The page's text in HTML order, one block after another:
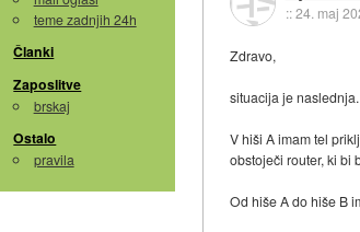
teme zadnjih 24h
Članki
Zaposlitve
brskaj
Ostalo
pravila
::24. maj
Zdravo,
situacija je
V hiši A imam tel
obstoječi router, ki bi
Od hiše A do hiše B